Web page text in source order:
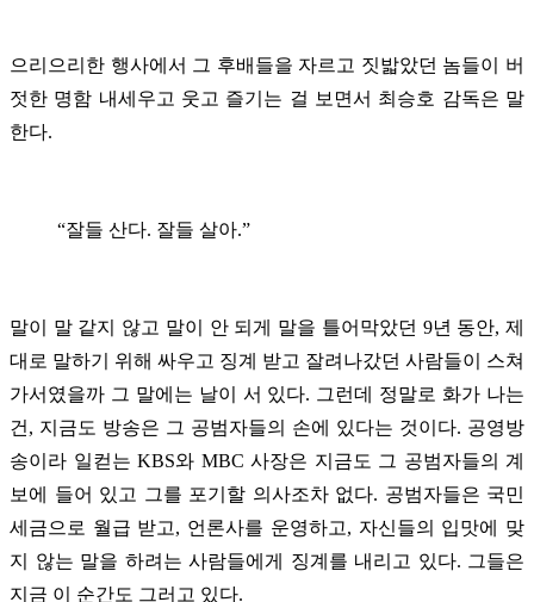
으리으리한 행사에서 그 후배들을 자르고 짓밟았던 놈들이 버
젓한 명함 내세우고 웃고 즐기는 걸 보면서 최승호 감독은 말
한다.
“잘들 산다. 잘들 살아.”
말이 말 같지 않고 말이 안 되게 말을 틀어막았던 9년 동안, 제
대로 말하기 위해 싸우고 징계 받고 잘려나갔던 사람들이 스쳐
가서였을까 그 말에는 날이 서 있다. 그런데 정말로 화가 나는
건, 지금도 방송은 그 공범자들의 손에 있다는 것이다. 공영방
송이라 일컫는 KBS와 MBC 사장은 지금도 그 공범자들의 계
보에 들어 있고 그를 포기할 의사조차 없다. 공범자들은 국민
세금으로 월급 받고, 언론사를 운영하고, 자신들의 입맛에 맞
지 않는 말을 하려는 사람들에게 징계를 내리고 있다. 그들은
지금 이 순간도 그러고 있다.